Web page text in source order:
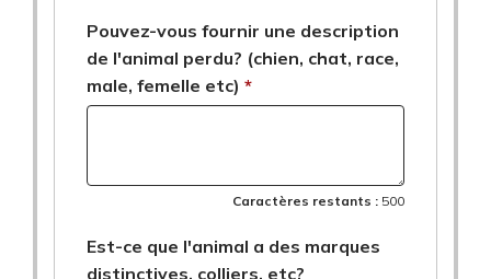
Pouvez-vous fournir une description
de l'animal perdu? (chien, chat, race,
male, femelle etc)
Caractères restants : 500
Est-ce que l'animal a des marques
distinctives, colliers, etc?